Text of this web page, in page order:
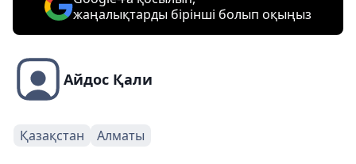
жаңалықтарды бірінші болып оқыңыз
Айдос Қали
Қазақстан Алматы